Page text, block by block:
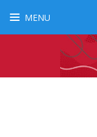
MENU